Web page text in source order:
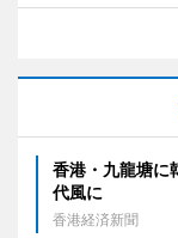
香港・九龍塘
代風に
香港経済新聞